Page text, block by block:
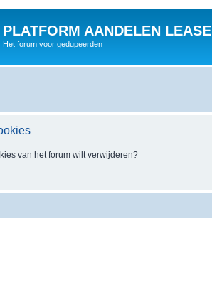
PLATFORM AANDELEN LEASE
Het forum voor gedupeerden
van het forum wilt verwijderen?